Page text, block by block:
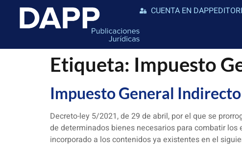
CUENTA EN
Etiqueta: Impuesto
Impuesto General
Decreto-ley 5/2021, de 29 de abril, por el que se
de determinados bienes necesarios para combatir los
incorporado a los contenidos ya existentes en el